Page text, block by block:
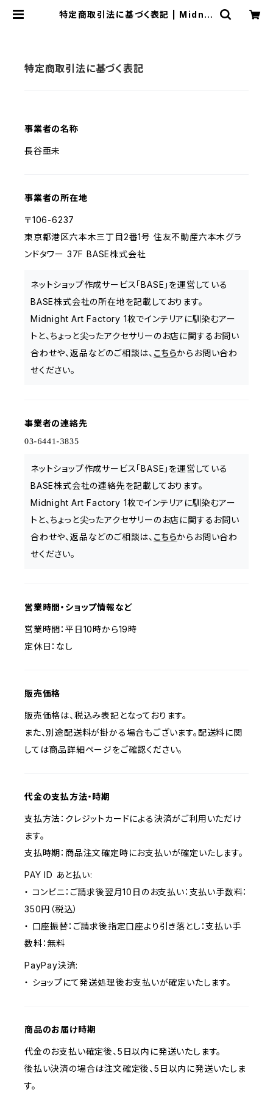
特定商取引法に基づく表記 | Midnig
特定商取引法に基づく表記
事業者の名称
長谷亜未
事業者の所在地
〒106-6237
東京都港区六本木三丁目2番1号 住友不動産六本木グラ
ンドタワー 37F BASE株式会社
ネットショップ作成サービス「BASE」を運営している
BASE株式会社の所在地を記載しております。
Midnight Art Factory 1枚でインテリアに馴染むアー
トと、ちょっと尖ったアクセサリーのお店に関するお問い
合わせや、返品などのご相談は、 こちらからお問い合わ
せください。
事業者の連絡先
ネットショップ作成サービス「BASE」を運営している
BASE株式会社の連絡先を記載しております。
Midnight Art Factory 1枚でインテリアに馴染むアー
トと、ちょっと尖ったアクセサリーのお店に関するお問い
合わせや、返品などのご相談は、 こちらからお問い合わ
せください。
営業時間・ショップ情報など
営業時間：平日10時から19時
定休日：なし
販売価格
販売価格は、税込み表記となっております。
また、別途配送料が掛かる場合もございます。配送料に関
しては商品詳細ページをご確認ください。
代金の支払方法・時期
支払方法：クレジットカードによる決済がご利用いただけ
ます。
支払時期：商品注文確定時にお支払いが確定いたします。
PAY ID あと払い:
・ コンビニ：ご請求後翌月10日のお支払い：支払い手数料：
350円（税込）
・ 口座振替：ご請求後指定口座より引き落とし：支払い手
数料：無料
PayPay決済:
・ ショップにて発送処理後お支払いが確定いたします。
商品のお届け時期
代金のお支払い確定後、5日以内に発送いたします。
後払い決済の場合は注文確定後、5日以内に発送いたしま
す。